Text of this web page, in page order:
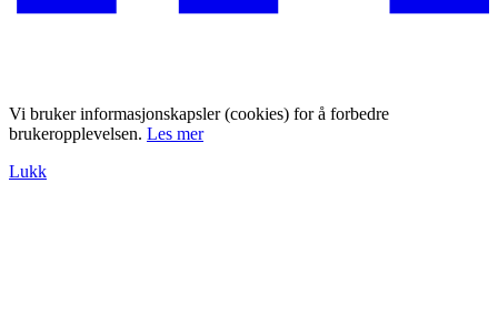
Vi bruker informasjonskapsler (cookies) for å forbedre
brukeropplevelsen. Les mer
Lukk